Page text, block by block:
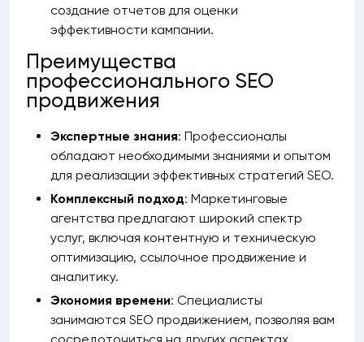
создание отчетов для оценки
эффективности кампании.
Преимущества
профессионального SEO
продвижения
Экспертные знания: Профессионалы
обладают необходимыми знаниями и опытом
для реализации эффективных стратегий SEO.
Комплексный подход: Маркетинговые
агентства предлагают широкий спектр
услуг, включая контентную и техническую
оптимизацию, ссылочное продвижение и
аналитику.
Экономия времени: Специалисты
занимаются SEO продвижением, позволяя вам